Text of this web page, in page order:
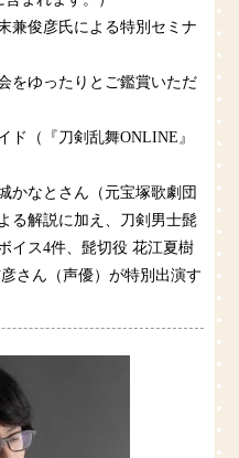
兼俊彦氏による特別セミナ
をゆったりとご鑑賞いただ
（『刀剣乱舞ONLINE』
かなとさん（元宝塚歌劇団
る解説に加え、刀剣男士髭
イス4件、髭切役 花江夏樹
さん（声優）が特別出演す